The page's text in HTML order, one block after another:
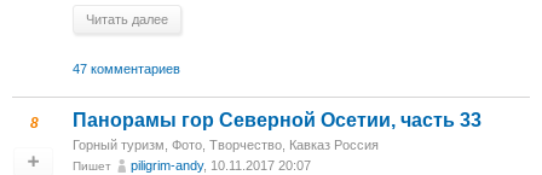
Читать далее
47 комментариев
8 Панорамы гор Северной Осетии, часть 33
Горный туризм Фото Творчество Кавказ Россия
Пишет piligrim-andy, 10.11.2017 20:07